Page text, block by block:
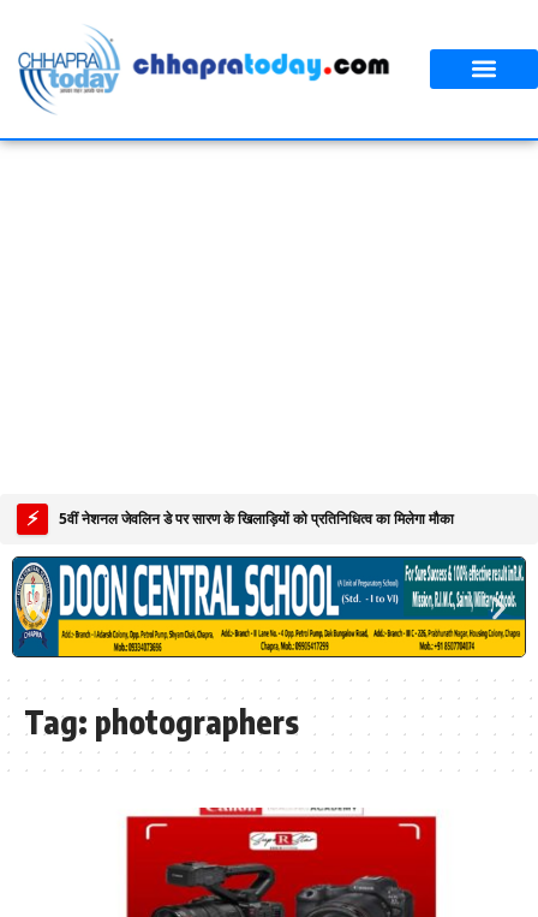
⚡ 5वीं नेशनल जेवलिन डे पर सारण के खिलाड़ियों को प्रतिनिधित्व का मिलेगा मौका
Tag: photographers